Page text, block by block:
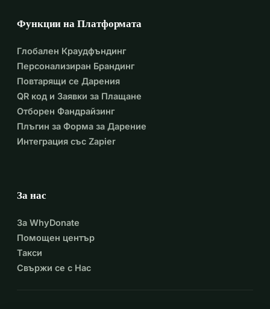
Функции на Платформата
Глобален Краудфъндинг
Персонализиран Брандинг
Повтарящи се Дарения
QR код и Заявки за Плащане
Отборен Фандрайзинг
Плъгин за Форма за Дарение
Интеграция със Zapier
За нас
За WhyDonate
Помощен център
Такси
Свържи се с Нас